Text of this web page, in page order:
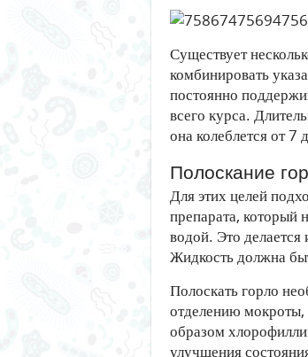
Существует
комбинировать
постоянно
всего курса.
она колеблется от 7
Полоскание
Для этих целей
препарата, который
водой. Это
Жидкость должна
Полоскать горло
отделению мокроты,
образом
улучшения